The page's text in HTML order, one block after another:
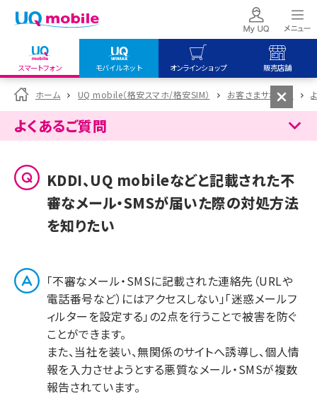
スマートフォン モバイルネット オンラインショップ 販売店舗
my UQ WiMAX
UQ WiMAX ご契約の方
My UQ mobile
UQ mobile
データチャージサイト
UQ mobile
オンラインショップ
UQ WiMAX
UQ mobile
販売店舗
UQ WiMAX
ホーム UQ mobile（格安スマホ/格安SIM） お客さまサポート
よくあるご質問
KDDI、UQ mobileなどと記載された不
審なメール・SMSが届いた際の対処方法
を知りたい
「不審なメール・SMSに記載された連絡先（URLや
電話番号など）にはアクセスしない」「迷惑メールフ
ィルターを設定する」の2点を行うことで被害を防ぐ
ことができます。
また、当社を装い、無関係のサイトへ誘導し、個人情
報を入力させようとする悪質なメール・SMSが複数
報告されています。